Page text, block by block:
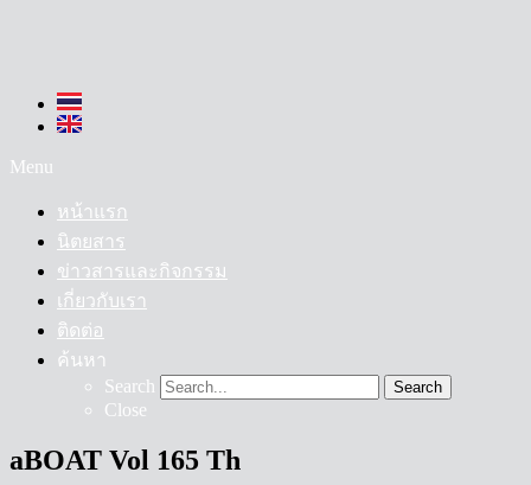
Menu
หน้าแรก
นิตยสาร
ข่าวสารและกิจกรรม
เกี่ยวกับเรา
ติดต่อ
ค้นหา
Search
Search
Close
aBOAT Vol 165 Th